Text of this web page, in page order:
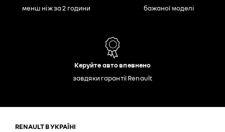
менш ніж за 2 години
бажаної моделі
Керуйте авто впевнено
завдяки гарантії Renault
RENAULT В УКРАЇНІ